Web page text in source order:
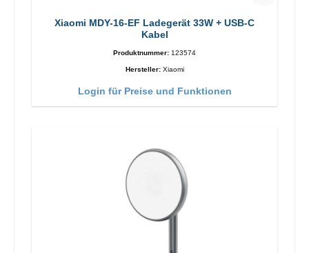
Xiaomi MDY-16-EF Ladegerät 33W + USB-C
Kabel
Produktnummer: 123574
Hersteller: Xiaomi
Login für Preise und Funktionen